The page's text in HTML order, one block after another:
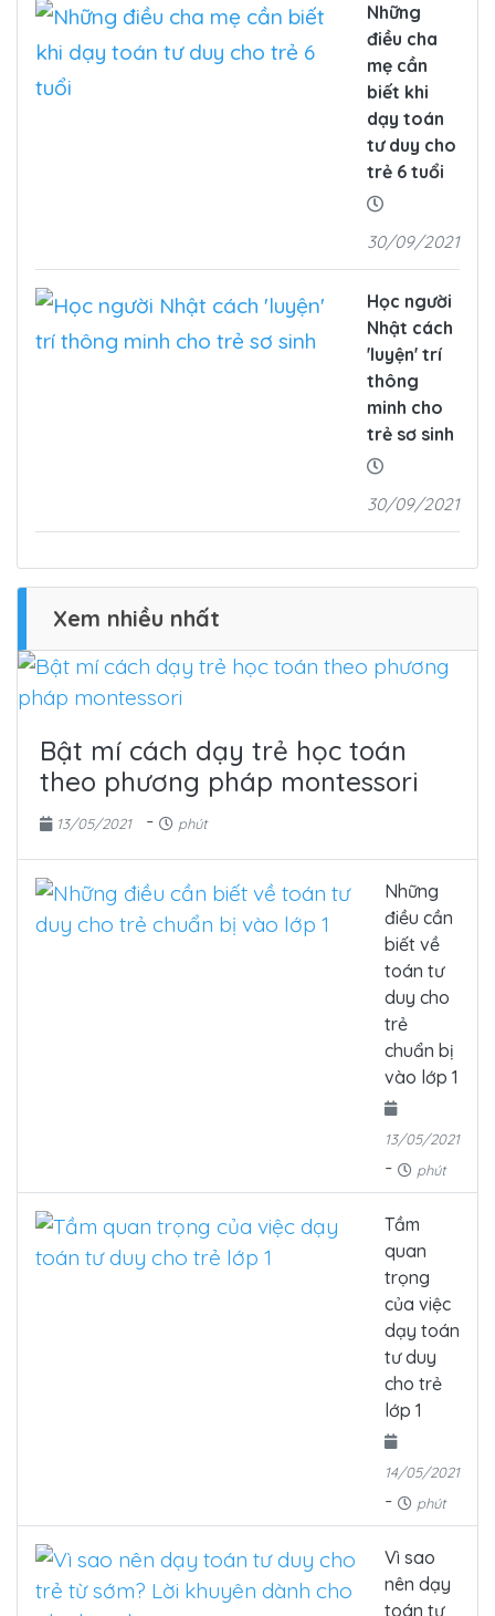
Những
điều cha
mẹ cần
biết khi
dạy toán
tư duy cho
trẻ 6 tuổi
30/09/2021
Học người
Nhật cách
'luyện' trí
thông
minh cho
trẻ sơ sinh
30/09/2021
Xem nhiều nhất
Bật mí cách dạy trẻ học toán
theo phương pháp montessori
13/05/2021 - phút
Những
điều cần
biết về
toán tư
duy cho
trẻ
chuẩn bị
vào lớp 1
13/05/2021
- phút
Tầm
quan
trọng
của việc
dạy toán
tư duy
cho trẻ
lớp 1
14/05/2021
- phút
Vì sao
nên dạy
toán tư